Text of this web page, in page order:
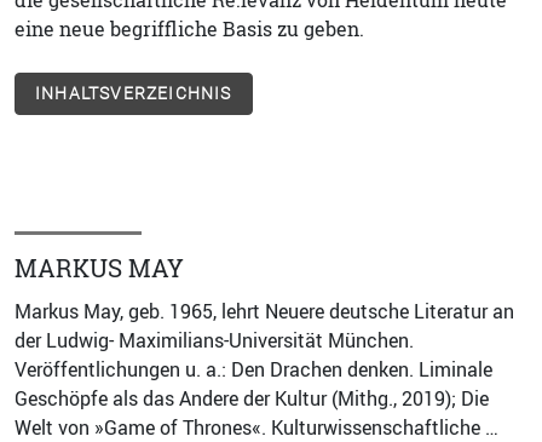
eine neue begriffliche Basis zu geben.
INHALTSVERZEICHNIS
MARKUS MAY
Markus May, geb. 1965, lehrt Neuere deutsche Literatur an
der Ludwig- Maximilians-Universität München.
Veröffentlichungen u. a.: Den Drachen denken. Liminale
Geschöpfe als das Andere der Kultur (Mithg., 2019); Die
Welt von »Game of Thrones«. Kulturwissenschaftliche …